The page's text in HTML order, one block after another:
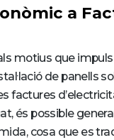
a
motius que
de panells
factures
és possible
cosa que es